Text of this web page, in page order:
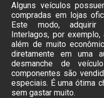
Alguns veículos
compradas em lojas
Este modo, adquirir
Interlagos, por
além de muito
diretamente em uma
desmanche de
componentes são
especiais. É uma ótima
sem gastar muito.